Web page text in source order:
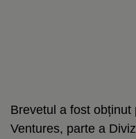
Brevetul a fost
Ventures, parte a